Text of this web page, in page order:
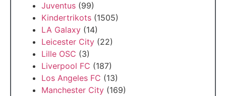
Juventus (99)
Kindertrikots (1505)
LA Galaxy (14)
Leicester City (22)
Lille OSC (3)
Liverpool FC (187)
Los Angeles FC (13)
Manchester City (169)